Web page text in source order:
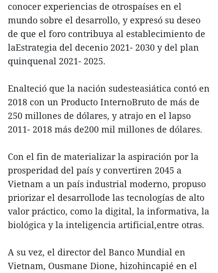
conocer experiencias de otrospaíses en el
mundo sobre el desarrollo, y expresó su deseo
de que el foro contribuya al establecimiento de
laEstrategia del decenio 2021- 2030 y del plan
quinquenal 2021- 2025.
Enalteció que la nación sudesteasiática contó en
2018 con un Producto InternoBruto de más de
250 millones de dólares, y atrajo en el lapso
2011- 2018 más de200 mil millones de dólares.
Con el fin de materializar la aspiración por la
prosperidad del país y convertiren 2045 a
Vietnam a un país industrial moderno, propuso
priorizar el desarrollode las tecnologías de alto
valor práctico, como la digital, la informativa, la
biológica y la inteligencia artificial,entre otras.
A su vez, el director del Banco Mundial en
Vietnam, Ousmane Dione, hizohincapié en el